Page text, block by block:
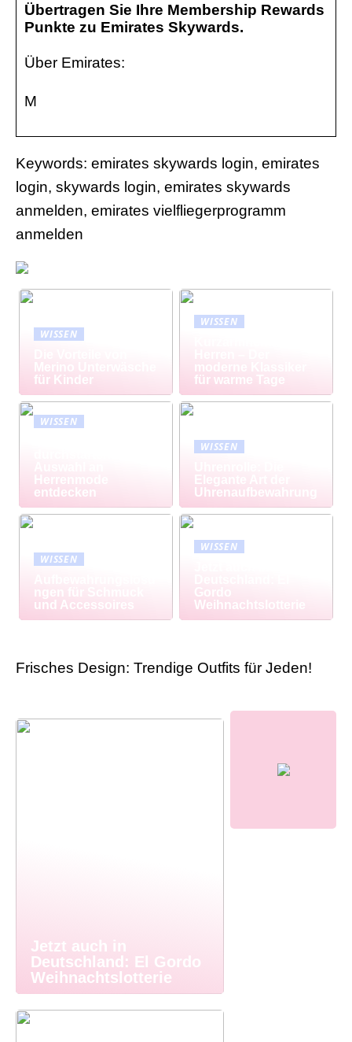
Übertragen Sie Ihre Membership Rewards
Punkte zu Emirates Skywards.
Über Emirates:
M
Keywords: emirates skywards login, emirates
login, skywards login, emirates skywards
anmelden, emirates vielfliegerprogramm
anmelden
WISSEN
Merino Unterwäsche
für Kinder
WISSEN
moderne Klassiker
für warme Tage
WISSEN
Herrenmode
entdecken
WISSEN
Elegante Art der
Uhrenaufbewahrung
WISSEN
ngen für Schmuck
und Accessoires
WISSEN
Gordo
Weihnachtslotterie
Frisches Design: Trendige Outfits für Jeden!
Jetzt auch in
Deutschland: El Gordo
Weihnachtslotterie